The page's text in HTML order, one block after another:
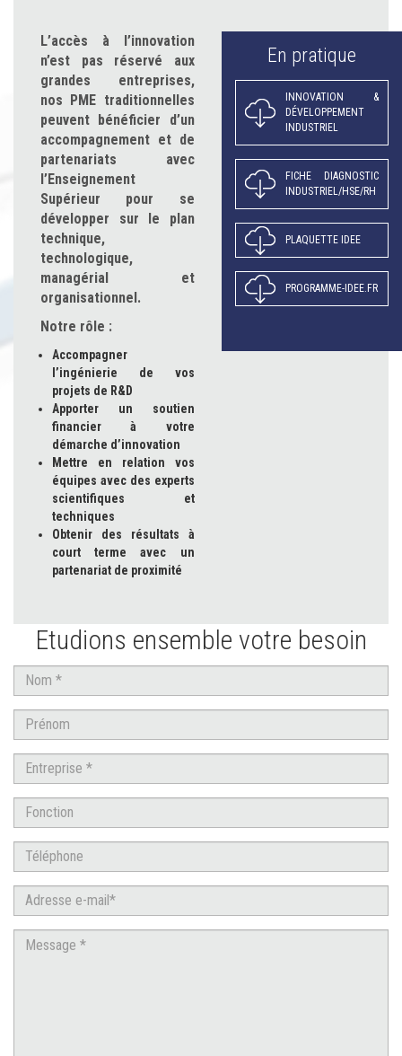
L’accès à l’innovation
n’est pas réservé aux
grandes entreprises,
nos PME traditionnelles
peuvent bénéficier d’un
accompagnement et de
partenariats avec
l’Enseignement
Supérieur pour se
développer sur le plan
technique,
technologique,
managérial et
organisationnel.
Notre rôle :
Accompagner
l’ingénierie de vos
projets de R&D
Apporter un soutien
financier à votre
démarche d’innovation
Mettre en relation vos
équipes avec des experts
scientifiques et
techniques
Obtenir des résultats à
court terme avec un
partenariat de proximité
En pratique
INNOVATION &
DÉVELOPPEMENT
INDUSTRIEL
FICHE DIAGNOSTIC
INDUSTRIEL/HSE/RH
PLAQUETTE IDEE
PROGRAMME-IDEE.FR
Etudions ensemble votre besoin